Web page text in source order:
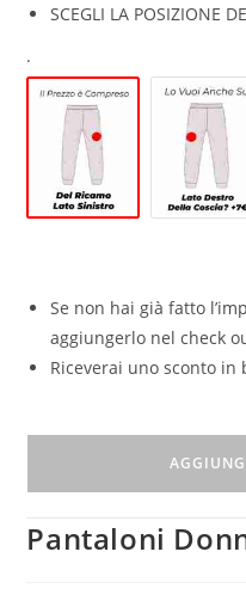
SCEGLI LA POSIZIONE
.
Se non hai già fatto
aggiungerlo nel check
Riceverai uno sconto in
Pantaloni